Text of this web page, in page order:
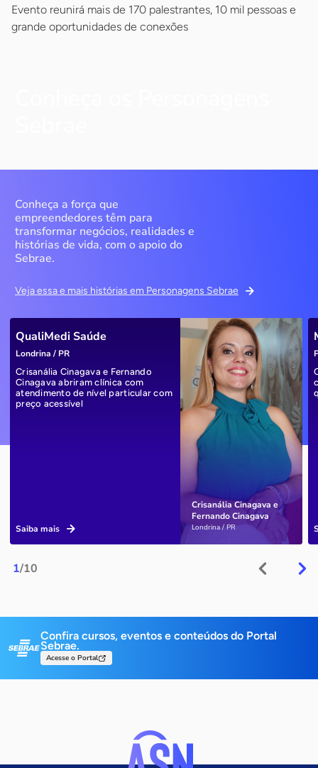
Evento reunirá mais de 170 palestrantes, 10 mil pessoas e
grande oportunidades de conexões
Conheça a força que
empreendedores têm para
transformar negócios, realidades e
histórias de vida, com o apoio do
Sebrae.
Veja essa e mais histórias em Personagens Sebrae
1/10
Crisanália Cinagava e
Fernando Cinagava
Londrina / PR
QualiMedi Saúde
Londrina / PR
Crisanália Cinagava e Fernando
Cinagava abriram clínica com
atendimento de nível particular com
preço acessível
Saiba mais
Confira cursos, eventos e conteúdos do Portal
Sebrae.
Acesse o Portal